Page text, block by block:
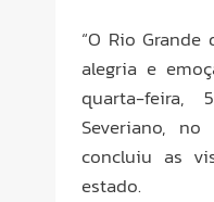
“O Rio
alegria e
quarta-
Severiano,
concluiu as
estado.